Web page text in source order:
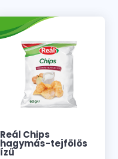
Reál Chips
hagymás-tejfölös
ízű